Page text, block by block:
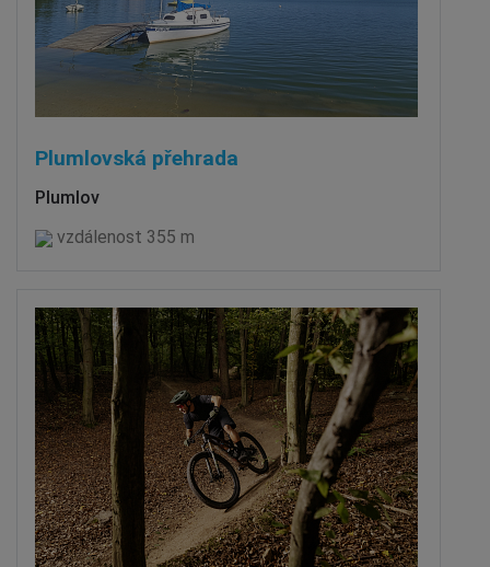
Plumlovská přehrada
Plumlov
vzdálenost 355 m